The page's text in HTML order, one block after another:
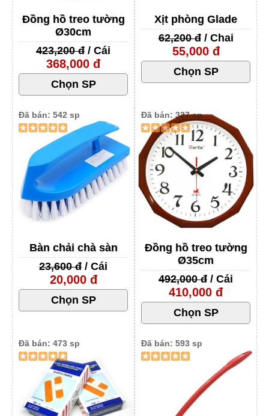
Xịt phòng Glade
62,200 đ/ Chai
55,000 đ
Đồng hồ treo tường
Ø30cm
423,200 đ / Cái
368,000 đ
Đồng hồ treo tường
Ø35cm
492,000 đ / Cái
410,000 đ
Đã bán: 327 sp
Bàn chải chà sàn
23,600 đ / Cái
20,000 đ
Đã bán: 542 sp
Đã bán: 593 sp
Đã bán: 473 sp